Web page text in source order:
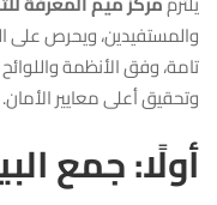
والمستفيدين، ويحرص على
تامة، وفق الأنظمة
وتحقيق أعلى معايير الأمان.
أولًا: جمع